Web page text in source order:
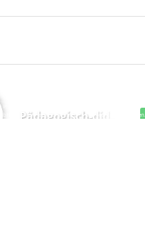
Pädagogisch-did…
·
oder Partnergesellschaften - Alle Rechte vorbehalten.